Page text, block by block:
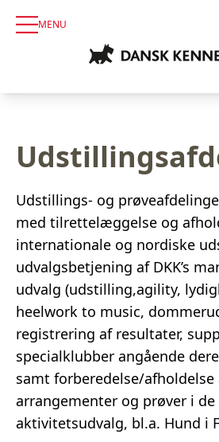
MENU
Udstillings- og
med tilrettelæggelse og
internationale og nordiske
udvalgsbetjening af DKK’s
udvalg (udstilling,agility,
heelwork to music,
registrering af resultater,
specialklubber angående
samt forberedelse/afholdelse
arrangementer og prøver i
aktivitetsudvalg, bl.a. Hund i